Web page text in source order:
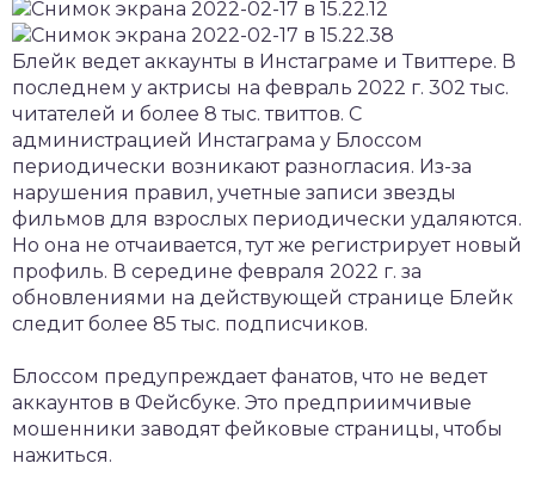
Блейк ведет аккаунты в Инстаграме и Твиттере. В
последнем у актрисы на февраль 2022 г. 302 тыс.
читателей и более 8 тыс. твиттов. С
администрацией Инстаграма у Блоссом
периодически возникают разногласия. Из-за
нарушения правил, учетные записи звезды
фильмов для взрослых периодически удаляются.
Но она не отчаивается, тут же регистрирует новый
профиль. В середине февраля 2022 г. за
обновлениями на действующей странице Блейк
следит более 85 тыс. подписчиков.
Блоссом предупреждает фанатов, что не ведет
аккаунтов в Фейсбуке. Это предприимчивые
мошенники заводят фейковые страницы, чтобы
нажиться.